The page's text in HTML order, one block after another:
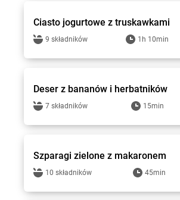
Ciasto jogurtowe z truskawkami
9 składników 1h 10min
bi1 - przepisy
Deser z bananów i herbatników
7 składników 15min
bi1 - przepisy
Szparagi zielone z makaronem
10 składników 45min
bi1 - przepisy